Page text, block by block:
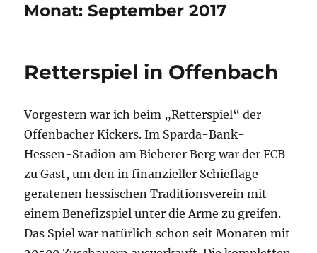
Monat:September 2017
Retterspiel in Offenbach
Vorgestern war ich beim „Retterspiel“ der
Offenbacher Kickers. Im Sparda-Bank-
Hessen-Stadion am Bieberer Berg war der FCB
zu Gast, um den in finanzieller Schieflage
geratenen hessischen Traditionsverein mit
einem Benefizspiel unter die Arme zu greifen.
Das Spiel war natürlich schon seit Monaten mit